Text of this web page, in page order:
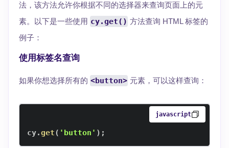
法，该方法允许你根据不同的选择器来查询页面上的元
素。以下是一些使用 cy.get() 方法查询 HTML 标签的
例子：
使用标签名查询
如果你想选择所有的 <button> 元素，可以这样查询：
javascript
cy.get( 'button' ) ;